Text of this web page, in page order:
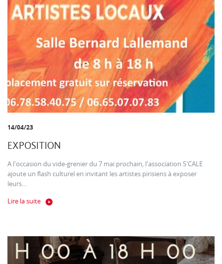
14/04/23
EXPOSITION
A l'occasion du vide-grenier du 7 mai prochain, l'association S'CALE
ajoute un flash culturel en invitant les artistes pirisiens à exposer
leurs...
Lire la suite